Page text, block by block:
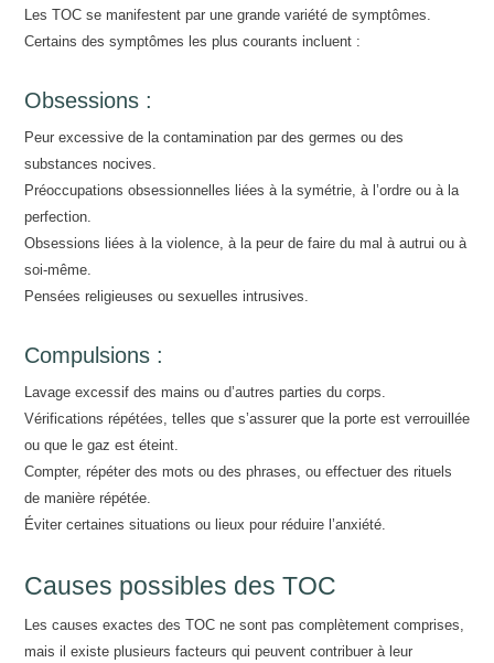
Les TOC se manifestent par une grande variété de symptômes.
Certains des symptômes les plus courants incluent :
Obsessions :
Peur excessive de la contamination par des germes ou des
substances nocives.
Préoccupations obsessionnelles liées à la symétrie, à l’ordre ou à la
perfection.
Obsessions liées à la violence, à la peur de faire du mal à autrui ou à
soi-même.
Pensées religieuses ou sexuelles intrusives.
Compulsions :
Lavage excessif des mains ou d’autres parties du corps.
Vérifications répétées, telles que s’assurer que la porte est verrouillée
ou que le gaz est éteint.
Compter, répéter des mots ou des phrases, ou effectuer des rituels
de manière répétée.
Éviter certaines situations ou lieux pour réduire l’anxiété.
Causes possibles des TOC
Les causes exactes des TOC ne sont pas complètement comprises,
mais il existe plusieurs facteurs qui peuvent contribuer à leur